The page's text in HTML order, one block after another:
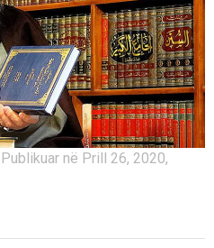
Publikuar në Prill 26, 2020,